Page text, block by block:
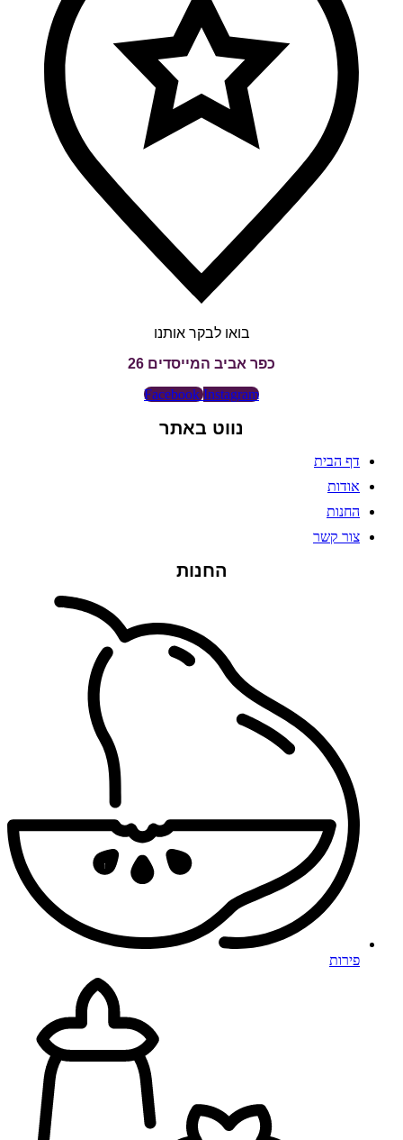
בואו לבקר אותנו
כפר אביב המייסדים 26
Facebook Instagram
נווט באתר
דף הבית
אודות
החנות
צור קשר
החנות
פירות